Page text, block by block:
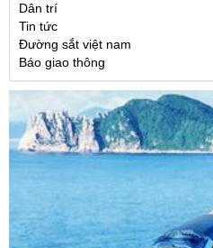
Dân trí
Tin tức
Đường sắt việt nam
Báo giao thông